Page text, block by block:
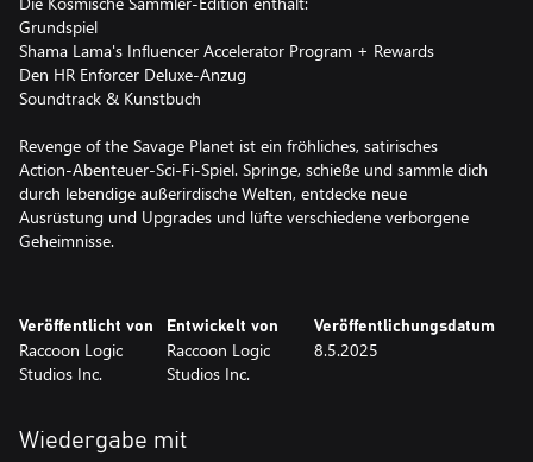
Grundspiel
Shama Lama's Influencer Accelerator Program + Rewards
Den HR Enforcer Deluxe-Anzug
Soundtrack & Kunstbuch
Revenge of the Savage Planet ist ein fröhliches, satirisches
Action-Abenteuer-Sci-Fi-Spiel. Springe, schieße und sammle dich
durch lebendige außerirdische Welten, entdecke neue
Ausrüstung und Upgrades und lüfte verschiedene verborgene
Geheimnisse.
Veröffentlicht von
Raccoon Logic
Studios Inc.
Entwickelt von
Raccoon Logic
Studios Inc.
Veröffentlichungsdatum
8.5.2025
Wiedergabe mit